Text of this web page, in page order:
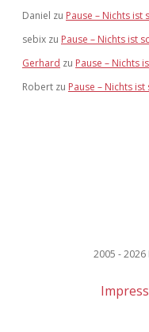
Daniel zu Pause – Nichts ist
sebix zu Pause – Nichts ist
Gerhard zu Pause – Nichts
Robert zu Pause – Nichts
2005 -